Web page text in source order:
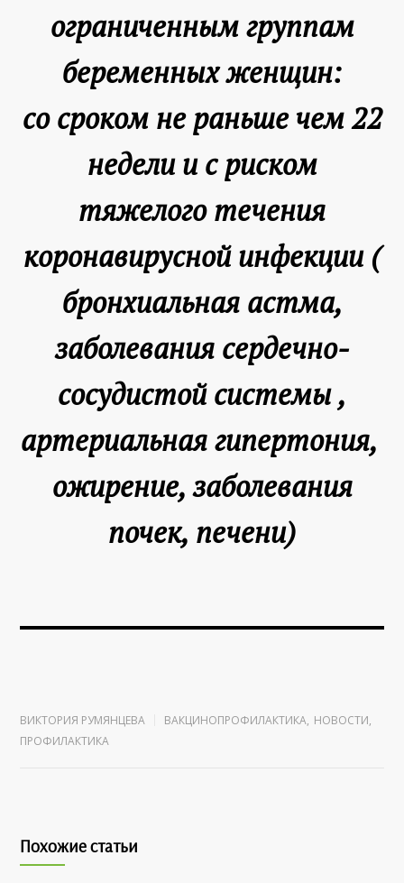
ограниченным группам
беременных женщин:
со сроком не раньше чем 22
недели и с риском
тяжелого течения
коронавирусной инфекции (
бронхиальная астма,
заболевания сердечно-
сосудистой системы ,
артериальная гипертония,
ожирение, заболевания
почек, печени)
ВИКТОРИЯ РУМЯНЦЕВА ВАКЦИНОПРОФИЛАКТИКА, НОВОСТИ,
ПРОФИЛАКТИКА
Похожие статьи